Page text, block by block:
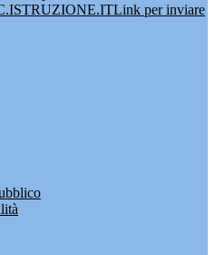
Link per inviare